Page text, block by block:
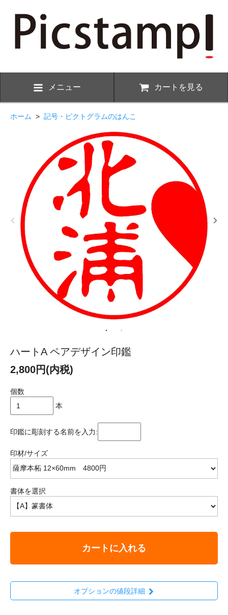
メニュー カートを見る
ホーム > 記号・ピクトグラムのはんこ
ハートA ペアデザイン印鑑
2,800円(内税)
個数
本
印鑑に彫刻する名前を入力:
印材/サイズ
書体を選択
カートに入れる
オプションの値段詳細